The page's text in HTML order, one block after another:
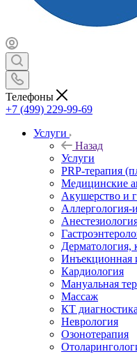
Телефоны
+7 (499) 229-99-69
Услуги
Назад
Услуги
PRP-терапия
Медицинские
Акушерство и
Дерматология,
Инъекционная
Кардиология
Мануальная
Массаж
КТ
Неврология
Озонотерапия